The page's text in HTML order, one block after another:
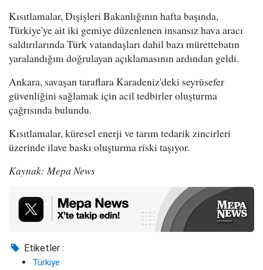
Kısıtlamalar, Dışişleri Bakanlığının hafta başında,
Türkiye'ye ait iki gemiye düzenlenen insansız hava aracı
saldırılarında Türk vatandaşları dahil bazı mürettebatın
yaralandığını doğrulayan açıklamasının ardından geldi.
Ankara, savaşan taraflara Karadeniz'deki seyrüsefer
güvenliğini sağlamak için acil tedbirler oluşturma
çağrısında bulundu.
Kısıtlamalar, küresel enerji ve tarım tedarik zincirleri
üzerinde ilave baskı oluşturma riski taşıyor.
Kaynak: Mepa News
Etiketler :
Türkiye